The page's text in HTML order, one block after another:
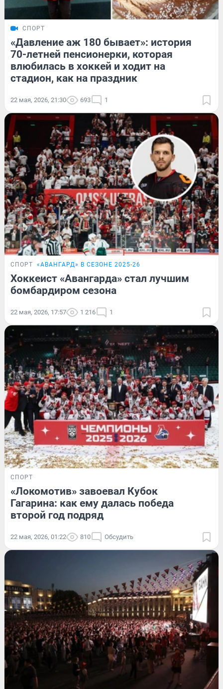
СПОРТ
«Давление аж 180 бывает»: история
70-летней пенсионерки, которая
влюбилась в хоккей и ходит на
стадион, как на праздник
22 мая, 2026, 21:30 693 1
СПОРТ «‎АВАНГАРД» В СЕЗОНЕ 2025-26
Хоккеист «Авангарда» стал лучшим
бомбардиром сезона
22 мая, 2026, 17:57 1 216 1
СПОРТ
«Локомотив» завоевал Кубок
Гагарина: как ему далась победа
второй год подряд
22 мая, 2026, 01:22 810 Обсудить